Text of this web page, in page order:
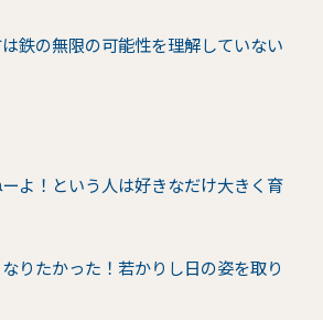
鉄の無限の可能性を理解していない
よ！という人は好きなだけ大きく育
りたかった！若かりし日の姿を取り